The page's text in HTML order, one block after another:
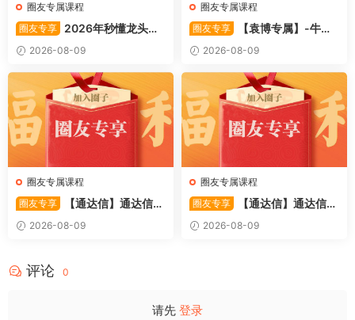
圈友专属课程
圈友专享
2026年秒懂龙头股
001训练营内部课件资料
2026-08-09
圈友专属课程
圈友专享
【袁博专属】-牛散
特训营专栏 （牛散专属 加息-
机遇-财富）共4视频
2026-08-09
圈友专属课程
圈友专享
【通达信】通达信
〖利多阳〗副图/选股 全均线
多头排列与超强阳线选股策略
2026-08-09
圈友专属课程
圈友专享
【通达信】通达信
〖踏浪而行〗副图指标 用筹码
和MACD捕捉市场的节奏 源码
2026-08-09
评论 0
请先 登录